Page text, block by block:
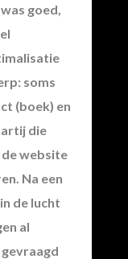
goed,
soms
(boek) en
die
website
Na een
de lucht
al